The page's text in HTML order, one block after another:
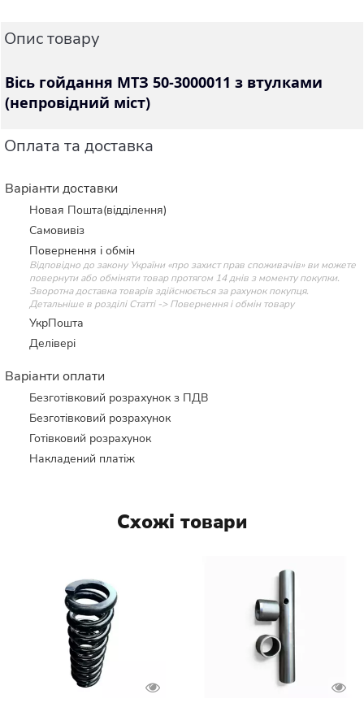
Опис товару
Вісь гойдання МТЗ 50-3000011 з втулками
(непровідний міст)
Оплата та доставка
Варіанти доставки
Новая Пошта(відділення)
Самовивіз
Повернення і обмін
Відповідно до закону України «про захист прав споживачів» ви можете
повернути або обміняти товар протягом 14 днів з моменту покупки.
Зворотна доставка товарів здійснюється за рахунок покупця.
Детальніше в розділі Статті -> Повернення і обмін товару
УкрПошта
Делівері
Варіанти оплати
Безготівковий розрахунок з ПДВ
Безготівковий розрахунок
Готівковий розрахунок
Накладений платіж
Схожі товари